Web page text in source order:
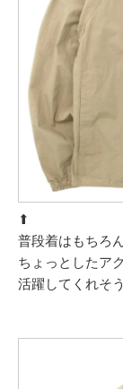
⬆︎
普段着はもちろん
ちょっとしたア
活躍してくれそ